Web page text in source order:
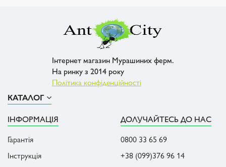
Інтернет магазин Мурашиних ферм.
На ринку з 2014 року
Політика конфіденційності
КАТАЛОГ
ІНФОРМАЦІЯ
Гарантія
Інструкція
ДОЛУЧАЙТЕСЬ ДО НАС
0800 33 65 69
+38 (099)376 96 14